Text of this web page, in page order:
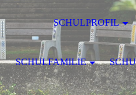
SCHULPROFIL
SCHULFAMILIE